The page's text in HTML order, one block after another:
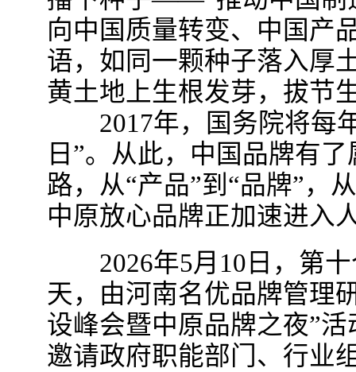
向中国质量转变、中国产
语，如同一颗种子落入厚
黄土地上生根发芽，拔节
2017年，国务院将每年
日”。从此，中国品牌有
路，从“产品”到“品牌”，
中原放心品牌正加速进入
2026年5月10日，第十
天，由河南名优品牌管理
设峰会暨中原品牌之夜”
邀请政府职能部门、行业